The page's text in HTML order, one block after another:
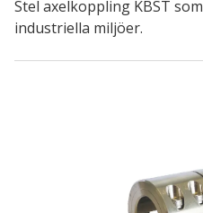
Stel axelkoppling KBST
industriella miljöer.